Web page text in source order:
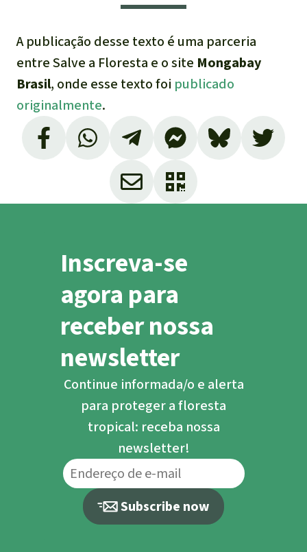
A publicação desse texto é uma parceria
entre Salve a Floresta e o site Mongabay
Brasil, onde esse texto foi publicado
originalmente.
Inscreva-se
agora para
receber nossa
newsletter
Continue informada/o e alerta
para proteger a floresta
tropical: receba nossa
newsletter!
Subscribe now